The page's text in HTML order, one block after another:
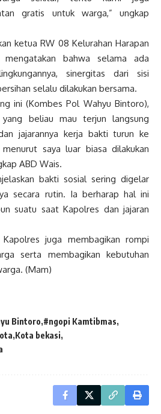
gratis untuk warga,” ungkap
ketua RW 08 Kelurahan Harapan
bahwa selama ada
sinergitas dari sisi
selalu dilakukan bersama.
ini (Kombes Pol Wahyu Bintoro),
yang beliau mau terjun langsung
jajarannya kerja bakti turun ke
saya luar biasa dilakukan
ABD Wais.
bakti sosial sering digelar
secara rutin. Ia berharap hal ini
suatu saat Kapolres dan jajaran
juga membagikan rompi
serta membagikan kebutuhan
(Mam)
Bintoro #ngopi Kamtibmas
Kota bekasi